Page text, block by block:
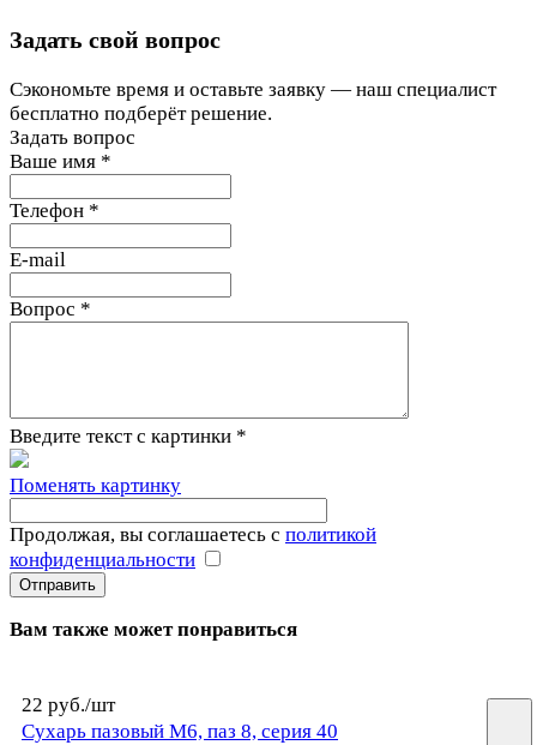
Задать свой вопрос
Сэкономьте время и оставьте заявку — наш специалист
бесплатно подберёт решение.
Задать вопрос
Ваше имя *
Телефон *
E-mail
Вопрос *
Введите текст с картинки *
Поменять картинку
Продолжая, вы соглашаетесь с политикой
конфиденциальности
Вам также может понравиться
22 руб./шт
Сухарь пазовый М6, паз 8, серия 40